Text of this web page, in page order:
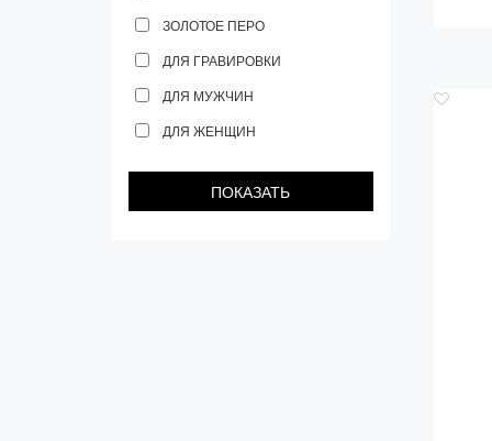
ЗОЛОТОЕ ПЕРО
ДЛЯ ГРАВИРОВКИ
ДЛЯ МУЖЧИН
ДЛЯ ЖЕНЩИН